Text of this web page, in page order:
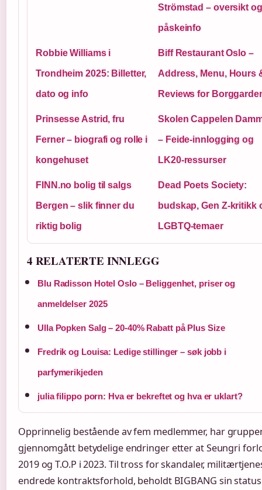
Strömstad – oversikt og
påskeinfo
Robbie Williams i
Trondheim 2025: Billetter,
dato og info
Biff Restaurant Oslo –
Address, Menu, Hours
Reviews for
Prinsesse Astrid, fru
Ferner – biografi og rolle i
kongehuset
Skolen Cappelen
– Feide-innlogging og
LK20-ressurser
FINN.no bolig til salgs
Bergen – slik finner du
riktig bolig
Dead Poets Society:
budskap, Gen Z-kritikk
LGBTQ-temaer
4 RELATERTE INNLEGG
Blu Radisson Hotel Oslo – Beliggenhet, priser og
anmeldelser 2025
Ulla Popken Salg – 20-40% Rabatt på Plus Size
Fredrik og Louisa: Ledige stillinger – søk jobb i
parfymerikjeden
julia filippo porn: Hva er bekreftet og hva er uklart?
Opprinnelig bestående av fem medlemmer, har
gjennomgått betydelige endringer etter at Seungri
2019 og T.O.P i 2023. Til tross for skandaler,
endrede kontraktsforhold, beholdt BIGBANG sin